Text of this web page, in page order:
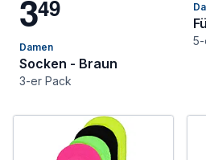
349
Damen
Socken - Braun
3-er Pack